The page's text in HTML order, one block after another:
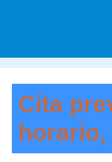
Cita
horario,